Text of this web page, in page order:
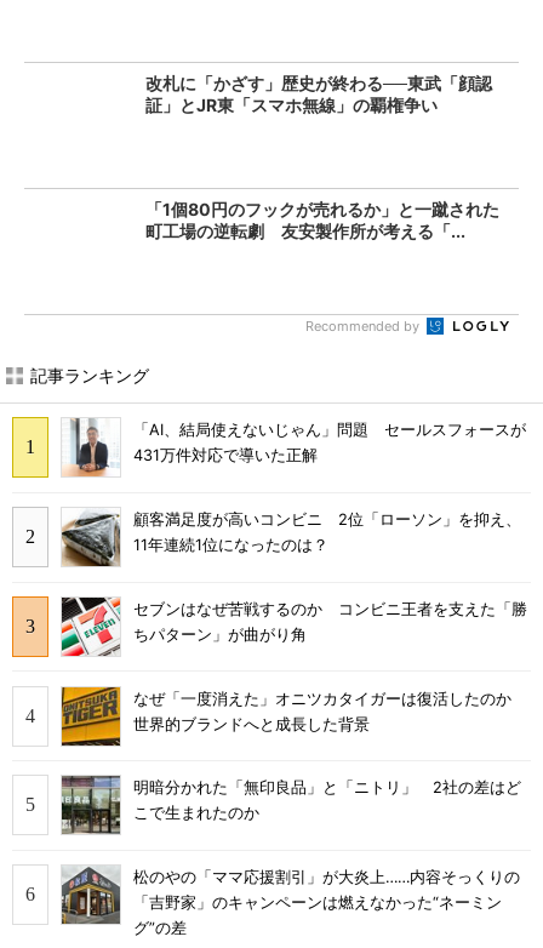
改札に「かざす」歴史が終わる──東武「顔認
証」とJR東「スマホ無線」の覇権争い
「1個80円のフックが売れるか」と一蹴された
町工場の逆転劇 友安製作所が考える「...
Recommended by
記事ランキング
「AI、結局使えないじゃん」問題 セールスフォースが
431万件対応で導いた正解
顧客満足度が高いコンビニ 2位「ローソン」を抑え、
11年連続1位になったのは？
セブンはなぜ苦戦するのか コンビニ王者を支えた「勝
ちパターン」が曲がり角
なぜ「一度消えた」オニツカタイガーは復活したのか
世界的ブランドへと成長した背景
明暗分かれた「無印良品」と「ニトリ」 2社の差はど
こで生まれたのか
松のやの「ママ応援割引」が大炎上……内容そっくりの
「吉野家」のキャンペーンは燃えなかった“ネーミン
グ”の差